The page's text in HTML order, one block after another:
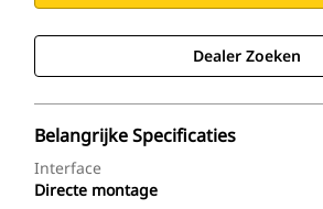
Dealer Zoeken
Belangrijke Specificaties
Interface
Directe montage